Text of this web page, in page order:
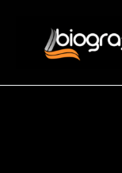
contenuto